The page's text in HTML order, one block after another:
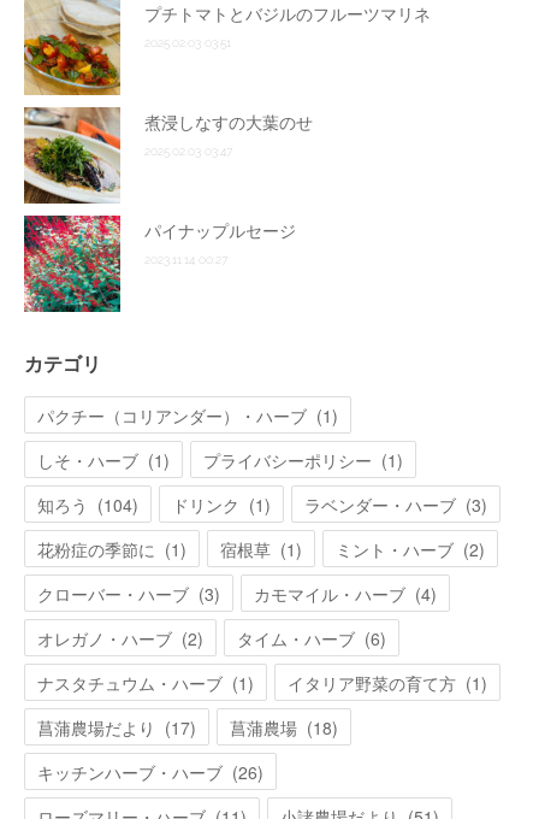
プチトマトとバジルのフルーツマリネ
2025.02.03 03:51
煮浸しなすの大葉のせ
2025.02.03 03:47
パイナップルセージ
2023.11.14 00:27
カテゴリ
パクチー（コリアンダー）・ハーブ (1)
しそ・ハーブ (1) プライバシーポリシー (1)
知ろう (104) ドリンク (1) ラベンダー・ハーブ (3)
花粉症の季節に (1) 宿根草 (1) ミント・ハーブ (2)
クローバー・ハーブ (3) カモマイル・ハーブ (4)
オレガノ・ハーブ (2) タイム・ハーブ (6)
ナスタチュウム・ハーブ (1) イタリア野菜の育て方 (1)
菖蒲農場だより (17) 菖蒲農場 (18)
キッチンハーブ・ハーブ (26)